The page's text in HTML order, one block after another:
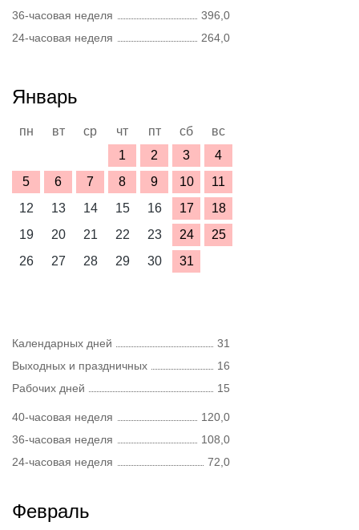
36-часовая неделя
396,0
24-часовая неделя
264,0
Январь
пн вт ср чт пт сб
вс
1
2 3
4
5
6 7 8 9 10
11
12
13 14 15 16 17
18
19
20 21 22 23 24
25
26
27 28 29 30 31
Календарных дней
31
Выходных и праздничных
16
Рабочих дней
15
40-часовая неделя
120,0
36-часовая неделя
108,0
24-часовая неделя
72,0
Февраль